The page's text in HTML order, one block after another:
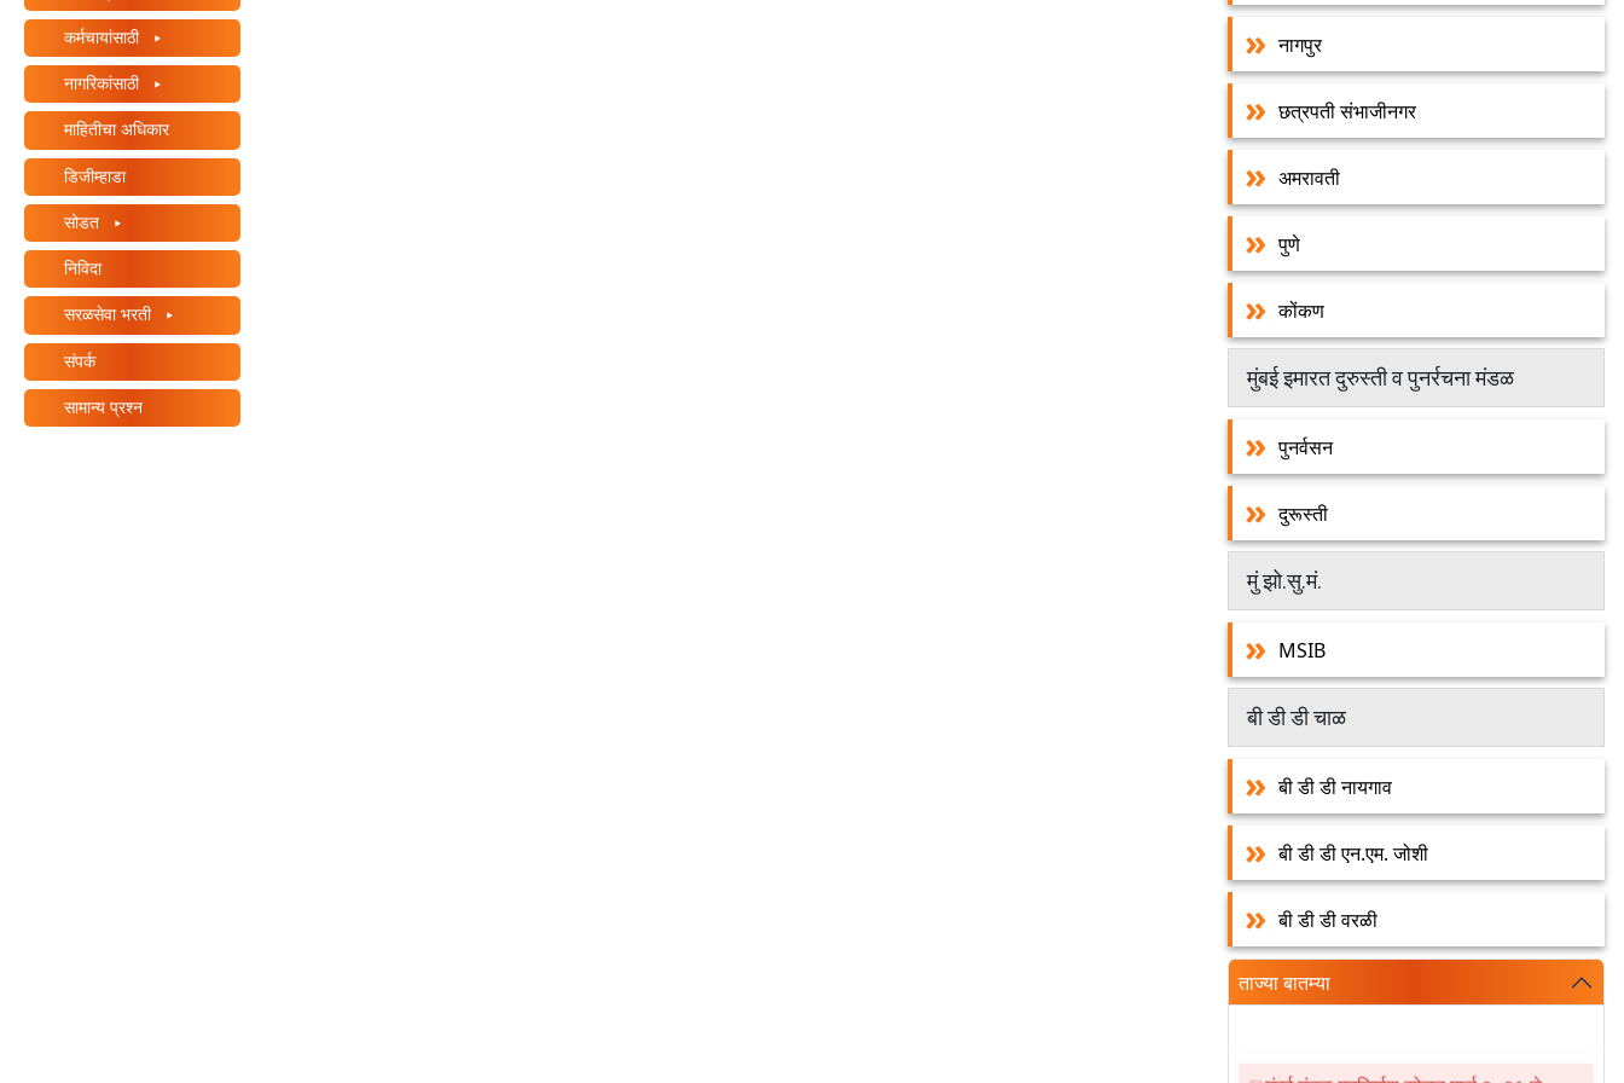
कर्मचायांसाठी
नागरिकांसाठी
माहितीचा अधिकार
डिजीम्हाडा
सोडत
निविदा
सरळसेवा भरती
संपर्क
सामान्य प्रश्न
नागपुर
छत्रपती संभाजीनगर
अमरावती
पुणे
कोंकण
मुंबई इमारत दुरुस्ती व पुनर्रचना मंडळ
पुनर्वसन
दुरूस्ती
मुं झो.सु.मं.
MSIB
बी डी डी चाळ
बी डी डी नायगाव
बी डी डी एन.एम. जोशी
बी डी डी वरळी
ताज्या बातम्या
मुंबई मंडळ गृहनिर्माण सोडत मार्च २०२६ चे